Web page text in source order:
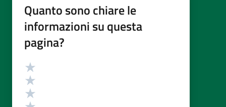
Quanto sono chiare le
informazioni su questa
pagina?
Valutazione